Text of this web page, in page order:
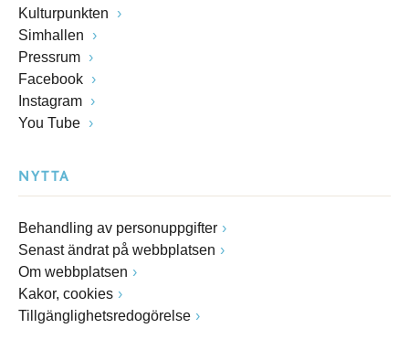
Kulturpunkten
Simhallen
Pressrum
Facebook
Instagram
You Tube
NYTTA
Behandling av personuppgifter
Senast ändrat på webbplatsen
Om webbplatsen
Kakor, cookies
Tillgänglighetsredogörelse